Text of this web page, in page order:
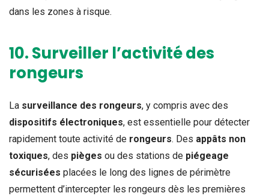
dans les zones à risque.
10. Surveiller l’activité des
rongeurs
La surveillance des rongeurs, y compris avec des
dispositifs électroniques, est essentielle pour détecter
rapidement toute activité de rongeurs. Des appâts non
toxiques, des pièges ou des stations de piégeage
sécurisées placées le long des lignes de périmètre
permettent d’intercepter les rongeurs dès les premières